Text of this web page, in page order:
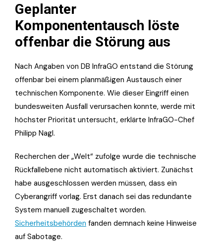
Geplanter
Komponententausch löste
offenbar die Störung aus
Nach Angaben von DB InfraGO entstand die Störung
offenbar bei einem planmäßigen Austausch einer
technischen Komponente. Wie dieser Eingriff einen
bundesweiten Ausfall verursachen konnte, werde mit
höchster Priorität untersucht, erklärte InfraGO-Chef
Philipp Nagl.
Recherchen der „Welt“ zufolge wurde die technische
Rückfallebene nicht automatisch aktiviert. Zunächst
habe ausgeschlossen werden müssen, dass ein
Cyberangriff vorlag. Erst danach sei das redundante
System manuell zugeschaltet worden.
Sicherheitsbehörden fanden demnach keine Hinweise
auf Sabotage.